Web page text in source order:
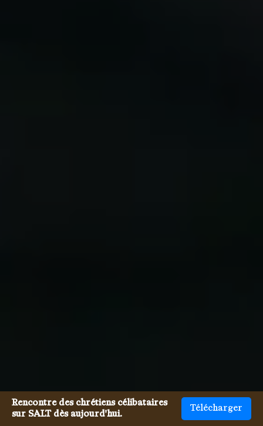
Rencontre des chrétiens célibataires
sur SALT dès aujourd'hui.
Télécharger